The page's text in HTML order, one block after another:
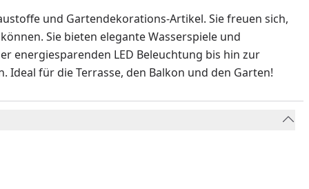
und Gartendekorations-Artikel. Sie freuen sich,
Sie bieten elegante Wasserspiele und
energiesparenden LED Beleuchtung bis hin zur
Ideal für die Terrasse, den Balkon und den Garten!